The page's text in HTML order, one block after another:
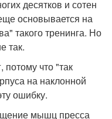
десятков и сотен
основывается на
такого тренинга. Но
так.
что "так
на наклонной
ошибку.
мышц пресса